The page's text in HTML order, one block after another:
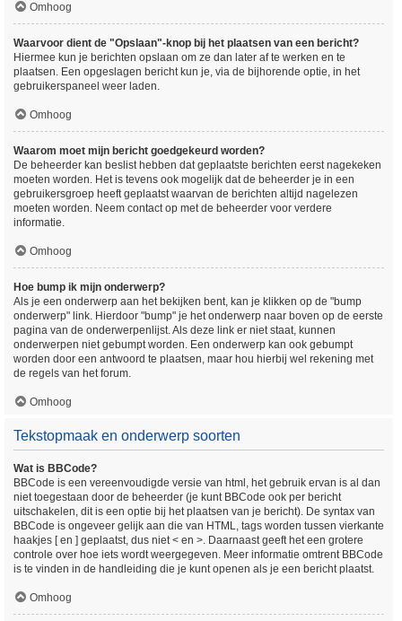
Omhoog
Waarvoor dient de "Opslaan"-knop bij het plaatsen van een bericht?
Hiermee kun je berichten opslaan om ze dan later af te werken en te
plaatsen. Een opgeslagen bericht kun je, via de bijhorende optie, in het
gebruikerspaneel weer laden.
Omhoog
Waarom moet mijn bericht goedgekeurd worden?
De beheerder kan beslist hebben dat geplaatste berichten eerst nagekeken
moeten worden. Het is tevens ook mogelijk dat de beheerder je in een
gebruikersgroep heeft geplaatst waarvan de berichten altijd nagelezen
moeten worden. Neem contact op met de beheerder voor verdere
informatie.
Omhoog
Hoe bump ik mijn onderwerp?
Als je een onderwerp aan het bekijken bent, kan je klikken op de "bump
onderwerp" link. Hierdoor "bump" je het onderwerp naar boven op de eerste
pagina van de onderwerpenlijst. Als deze link er niet staat, kunnen
onderwerpen niet gebumpt worden. Een onderwerp kan ook gebumpt
worden door een antwoord te plaatsen, maar hou hierbij wel rekening met
de regels van het forum.
Omhoog
Tekstopmaak en onderwerp soorten
Wat is BBCode?
BBCode is een vereenvoudigde versie van html, het gebruik ervan is al dan
niet toegestaan door de beheerder (je kunt BBCode ook per bericht
uitschakelen, dit is een optie bij het plaatsen van je bericht). De syntax van
BBCode is ongeveer gelijk aan die van HTML, tags worden tussen vierkante
haakjes [ en ] geplaatst, dus niet < en >. Daarnaast geeft het een grotere
controle over hoe iets wordt weergegeven. Meer informatie omtrent BBCode
is te vinden in de handleiding die je kunt openen als je een bericht plaatst.
Omhoog